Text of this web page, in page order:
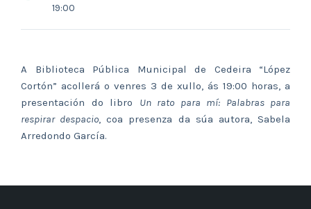
19:00
A Biblioteca Pública Municipal de Cedeira “López
Cortón” acollerá o venres 3 de xullo, ás 19:00 horas, a
presentación do libro Un rato para mí: Palabras para
respirar despacio, coa presenza da súa autora, Sabela
Arredondo García.